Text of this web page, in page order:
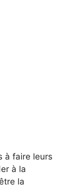
à faire leurs
à la
la